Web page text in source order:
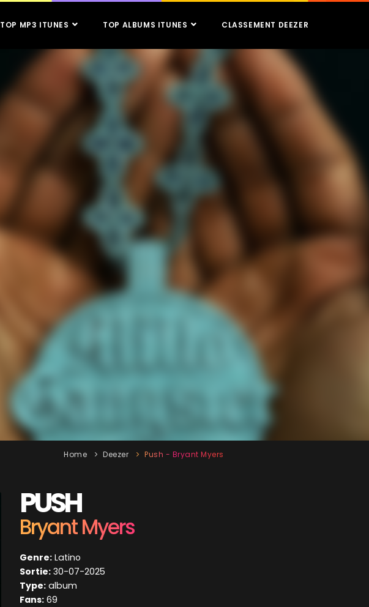
TOP MP3 ITUNES TOP ALBUMS ITUNES CLASSEMENT DEEZER
Home Deezer Push - Bryant Myers
PUSH
Bryant Myers
Genre: Latino
Sortie: 30-07-2025
Type: album
Fans: 69